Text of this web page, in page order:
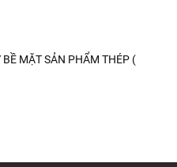
BỀ MẶT SẢN PHẨM THÉP (